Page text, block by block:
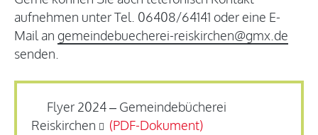
aufnehmen unter Tel. 06408/64141 oder eine E-
Mail an gemeindebuecherei-reiskirchen@gmx.de
senden.
Flyer 2024 – Gemeindebücherei
Reiskirchen